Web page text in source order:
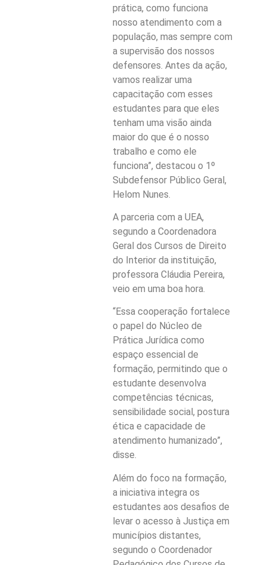
prática, como funciona
nosso atendimento com a
população, mas sempre com
a supervisão dos nossos
defensores. Antes da ação,
vamos realizar uma
capacitação com esses
estudantes para que eles
tenham uma visão ainda
maior do que é o nosso
trabalho e como ele
funciona”, destacou o 1º
Subdefensor Público Geral,
Helom Nunes.
A parceria com a UEA,
segundo a Coordenadora
Geral dos Cursos de Direito
do Interior da instituição,
professora Cláudia Pereira,
veio em uma boa hora.
“Essa cooperação fortalece
o papel do Núcleo de
Prática Jurídica como
espaço essencial de
formação, permitindo que o
estudante desenvolva
competências técnicas,
sensibilidade social, postura
ética e capacidade de
atendimento humanizado”,
disse.
Além do foco na formação,
a iniciativa integra os
estudantes aos desafios de
levar o acesso à Justiça em
municípios distantes,
segundo o Coordenador